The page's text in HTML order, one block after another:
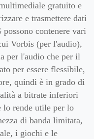
gratuito e
e trasmettere dati
contenere vari
Vorbis (per l'audio),
per l'audio che per il
per essere flessibile,
quindi è in grado di
a bitrate inferiori
rende utile per lo
di banda limitata,
i giochi e le